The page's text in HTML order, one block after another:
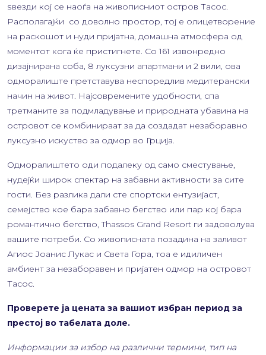
ѕвезди кој се наоѓа на живописниот остров Тасос.
Располагајќи со доволно простор, тој е олицетворение
на раскошот и нуди пријатна, домашна атмосфера од
моментот кога ќе пристигнете. Со 161 извонредно
дизајнирана соба, 8 луксузни апартмани и 2 вили, ова
одморалиште претставува неспоредлив медитерански
начин на живот. Најсовремените удобности, спа
третманите за подмладување и природната убавина на
островот се комбинираат за да создадат незаборавно
луксузно искуство за одмор во Грција.
Одморалиштето оди подалеку од само сместување,
нудејќи широк спектар на забавни активности за сите
гости. Без разлика дали сте спортски ентузијаст,
семејство кое бара забавно бегство или пар кој бара
романтично бегство, Thassos Grand Resort ги задоволува
вашите потреби. Со живописната позадина на заливот
Агиос Јоанис Лукас и Света Гора, тоа е идиличен
амбиент за незаборавен и пријатен одмор на островот
Тасос.
Проверете ја цената за вашиот избран период за
престој во табелата доле.
Информации за избор на различни термини, тип на